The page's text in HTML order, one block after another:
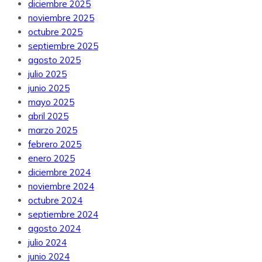
diciembre 2025
noviembre 2025
octubre 2025
septiembre 2025
agosto 2025
julio 2025
junio 2025
mayo 2025
abril 2025
marzo 2025
febrero 2025
enero 2025
diciembre 2024
noviembre 2024
octubre 2024
septiembre 2024
agosto 2024
julio 2024
junio 2024